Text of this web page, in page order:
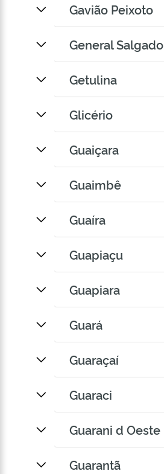
Gavião Peixoto
General Salgado
Getulina
Glicério
Guaiçara
Guaimbê
Guaíra
Guapiaçu
Guapiara
Guará
Guaraçaí
Guaraci
Guarani d Oeste
Guarantã